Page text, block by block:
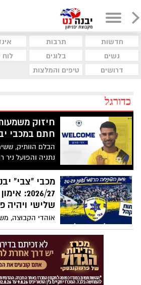
חדשות תרבות
נשים
בלוגים לוח
דרושים
טיפים והמלצות
כדורגל
חיזוק
חתם במכבי
הבלם הוותיק,
נתניה והפועל ניר
בליגת העל, בליגה
לסגל של מכבי יבנה
מכבי "צבי"
2026/
שלישי ויהיה
אוהדי הקבוצה,
להגיע לאצטדיון
הסגל החדש
לקראת העונה